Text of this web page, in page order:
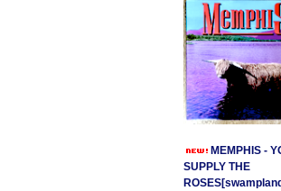
MEMPHIS -
SUPPLY THE